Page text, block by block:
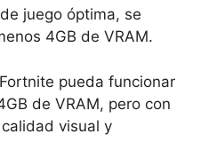
juego óptima, se
4GB de VRAM.
pueda funcionar
de VRAM, pero con
visual y